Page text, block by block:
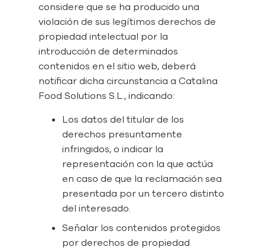
considere que se ha producido una
violación de sus legítimos derechos de
propiedad intelectual por la
introducción de determinados
contenidos en el sitio web, deberá
notificar dicha circunstancia a Catalina
Food Solutions S.L., indicando:
Los datos del titular de los
derechos presuntamente
infringidos, o indicar la
representación con la que actúa
en caso de que la reclamación sea
presentada por un tercero distinto
del interesado.
Señalar los contenidos protegidos
por derechos de propiedad